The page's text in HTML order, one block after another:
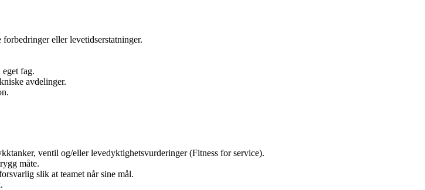
eller levetidserstatninger.
fag.
avdelinger.
ventil og/eller levedyktighetsvurderinger (Fitness for service).
måte.
slik at teamet når sine mål.